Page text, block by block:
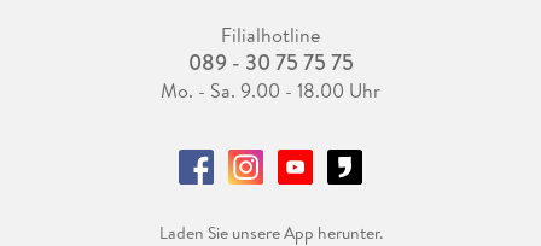
Filialhotline
089 - 30 75 75 75
Mo. - Sa. 9.00 - 18.00 Uhr
Laden Sie unsere App herunter.